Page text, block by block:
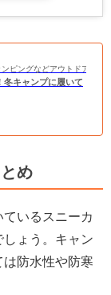
ピングなどアウトドアの総
冬キャンプに履いて
め
いるスニーカ
ょう。キャン
防水性や防寒